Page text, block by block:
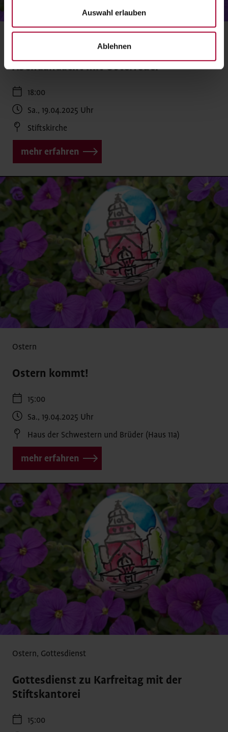
Auswahl erlauben
Ablehnen
Abendandacht mit Osterfeuer
18:00
Sa., 19.04.2025 Uhr
Stiftskirche
mehr erfahren
Ostern
Ostern kommt!
15:00
Sa., 19.04.2025 Uhr
Haus der Schwestern und Brüder (Haus 11a)
mehr erfahren
Ostern, Gottesdienst
Gottesdienst zu Karfreitag mit der
Stiftskantorei
15:00